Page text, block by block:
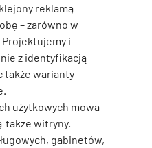
reklamą
– zarówno w
i
z identyfikacją
także warianty
użytkowych mowa –
także witryny.
gabinetów,